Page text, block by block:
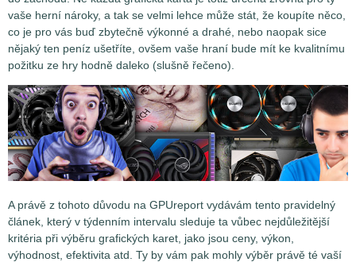
vaše herní nároky, a tak se velmi lehce může stát, že koupíte něco,
co je pro vás buď zbytečně výkonné a drahé, nebo naopak sice
nějaký ten peníz ušetříte, ovšem vaše hraní bude mít ke kvalitnímu
požitku ze hry hodně daleko (slušně řečeno).
A právě z tohoto důvodu na GPUreport vydávám tento pravidelný
článek, který v týdenním intervalu sleduje ta vůbec nejdůležitější
kritéria při výběru grafických karet, jako jsou ceny, výkon,
výhodnost, efektivita atd. Ty by vám pak mohly výběr právě té vaší